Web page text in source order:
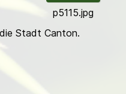
p5115.jpg
Stadt Canton.